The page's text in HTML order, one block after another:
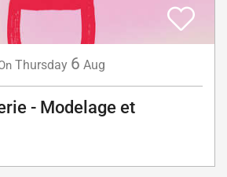
Thursday 6 Aug
- Modelage et